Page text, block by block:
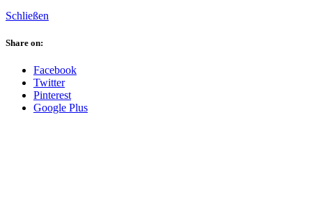
Schließen
Share on:
Facebook
Twitter
Pinterest
Google Plus